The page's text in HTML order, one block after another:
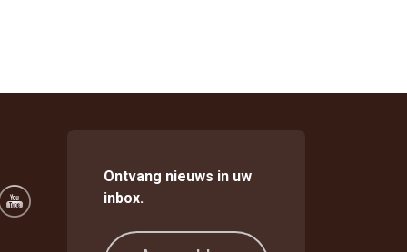
Ontvang nieuws in uw
inbox.